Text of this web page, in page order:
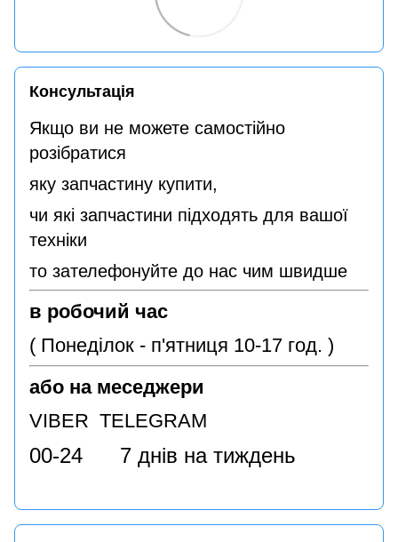
Консультація
Якщо ви не можете самостійно
розібратися
яку запчастину купити,
чи які запчастини підходять для вашої
техніки
то зателефонуйте до нас чим швидше
в робочий час
( Понеділок - п'ятниця 10-17 год. )
або на меседжери
VIBER TELEGRAM
00-24 7 днів на тиждень